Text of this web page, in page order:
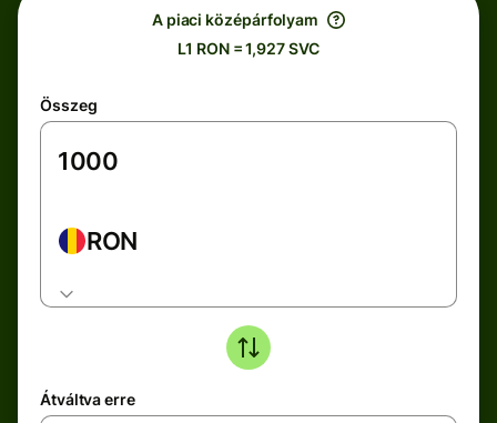
A piaci középárfolyam
L1 RON = 1,927 SVC
Összeg
RON
Átváltva erre